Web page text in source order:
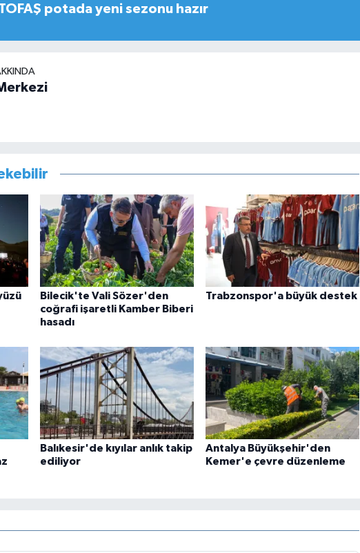
potada yeni sezonu hazır
Bilecik'te Vali Sözer'den
coğrafi işaretli Kamber Biberi
hasadı
Trabzonspor'a büyük destek
Balıkesir'de kıyılar anlık takip
ediliyor
Antalya Büyükşehir'den
Kemer'e çevre düzenleme